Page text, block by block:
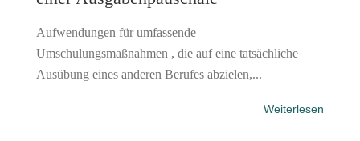
Aufwendungen für umfassende
Umschulungsmaßnahmen , die auf eine tatsächliche
Ausübung eines anderen Berufes abzielen,...
Weiterlesen